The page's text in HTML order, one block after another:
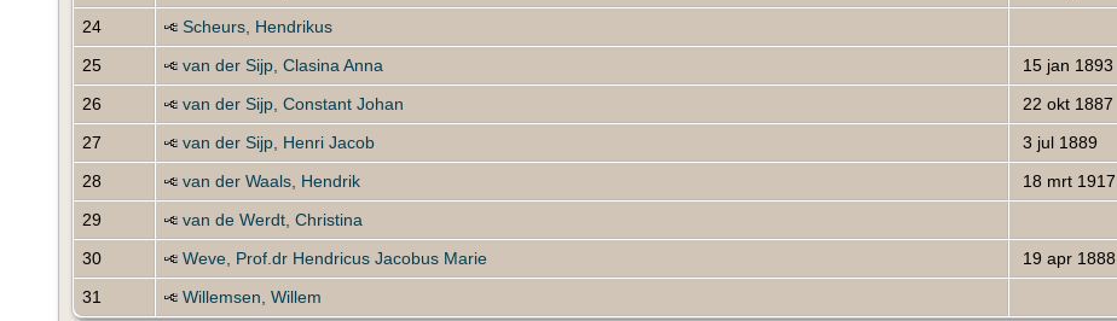
24
Scheurs, Hendrikus
25
van der Sijp, Clasina Anna 15 jan 1893
26
van der Sijp, Constant Johan 22 okt 1887
27
van der Sijp, Henri Jacob 3 jul 1889
28
van der Waals, Hendrik 18 mrt 1917
29
van de Werdt, Christina
30
Weve, Prof.dr Hendricus Jacobus Marie 19 apr 1888
31
Willemsen, Willem